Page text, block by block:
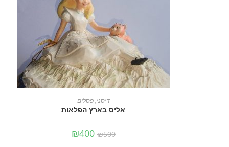
מידע נוסף
דיסני,פסלים
אליס בארץ הפלאות
₪500
₪400